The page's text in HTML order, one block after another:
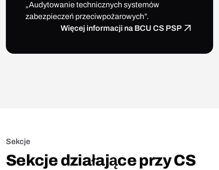
„Audytowanie technicznych systemów
zabezpieczeń przeciwpożarowych”.
Więcej informacji na BCU CS PSP
Sekcje
Sekcje działające przy CS